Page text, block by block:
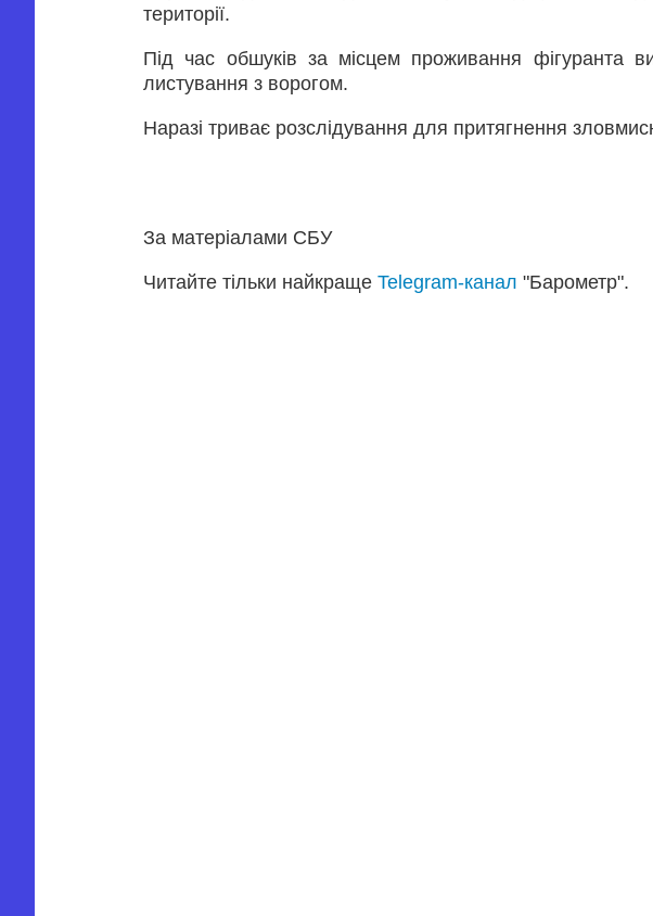
території.
Під час обшуків за місцем проживання фігуранта
листування з ворогом.
Наразі триває розслідування для притягнення
За матеріалами СБУ
Читайте тільки найкраще Telegram-канал "Барометр".